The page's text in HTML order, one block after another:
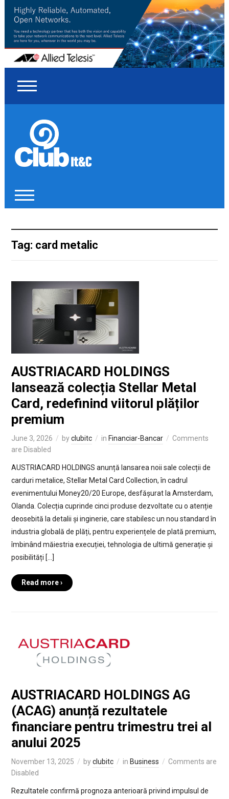
Tag: card metalic
AUSTRIACARD HOLDINGS
lansează colecția Stellar Metal
Card, redefinind viitorul plăților
premium
June 3, 2026 byclubitc in Financiar-Bancar
Comments
are Disabled
AUSTRIACARD HOLDINGS anunță lansarea noii sale colecții de
carduri metalice, Stellar Metal Card Collection, în cadrul
evenimentului Money20/20 Europe, desfășurat la Amsterdam,
Olanda. Colecția cuprinde cinci produse dezvoltate cu o atenție
deosebită la detalii și inginerie, care stabilesc un nou standard în
industria globală de plăți, pentru experiențele de plată premium,
îmbinând măiestria execuției, tehnologia de ultimă generație și
posibilități […]
Read more ›
AUSTRIACARD HOLDINGS AG
(ACAG) anunță rezultatele
financiare pentru trimestru trei al
anului 2025
November 13, 2025 byclubitc in Business
Comments are
Disabled
Rezultatele confirmă prognoza anterioară privind impulsul de